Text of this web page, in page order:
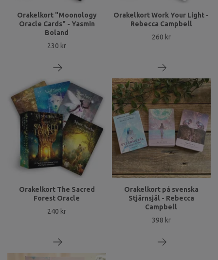
Orakelkort "Moonology
Oracle Cards" - Yasmin
Boland
230 kr
Orakelkort Work Your Light -
Rebecca Campbell
260 kr
Orakelkort The Sacred
Forest Oracle
240 kr
Orakelkort på svenska
Stjärnsjäl - Rebecca
Campbell
398 kr